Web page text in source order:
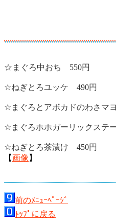
☆まぐろ中おち 550円
☆ねぎとろユッケ 490円
☆まぐろとアボカドのわさマ
☆まぐろホホガーリックステ
☆ねぎとろ茶漬け 450円
【画像 】
前のﾒﾆｭｰﾍﾟｰｼﾞ
ﾄｯﾌﾟに戻る